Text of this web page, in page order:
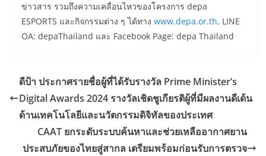
ข่าวสาร รวมถึงความเคลื่อนไหวของโครงการ depa
ESPORTS และกิจกรรมต่าง ๆ ได้ทาง www.depa.or.th, LINE
OA: depaThailand และ Facebook Page: depa Thailand
ดีป้า ประกาศรายชื่อผู้ที่ได้รับรางวัล Prime Minister’s
Digital Awards 2024 รางวัลเชิดชูเกียรติผู้ที่มีผลงานดีเด้น
ด้านเทคโนโลยีและนวัตกรรมดิจิทัลของประเทศ
CAAT ยกระดับระบบค้นหาและช่วยเหลืออากาศยาน
ประสบภัยของไทยสู่สากล เตรียมพร้อมก่อนรับการตรวจ